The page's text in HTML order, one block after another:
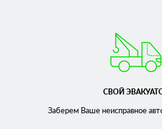
СВОЙ
Заберем Ваше неисправное